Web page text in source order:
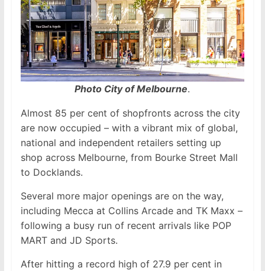
Photo City of Melbourne.
Almost 85 per cent of shopfronts across the city
are now occupied – with a vibrant mix of global,
national and independent retailers setting up
shop across Melbourne, from Bourke Street Mall
to Docklands.
Several more major openings are on the way,
including Mecca at Collins Arcade and TK Maxx –
following a busy run of recent arrivals like POP
MART and JD Sports.
After hitting a record high of 27.9 per cent in